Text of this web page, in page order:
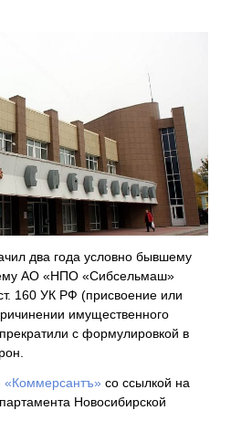
два года условно бывшему
АО «НПО «Сибсельмаш»
160 УК РФ (присвоение или
имущественного
с формулировкой в
«Коммерсантъ» со ссылкой на
Новосибирской